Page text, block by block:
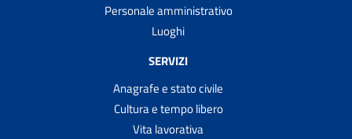
Personale amministrativo
Luoghi
SERVIZI
Anagrafe e stato civile
Cultura e tempo libero
Vita lavorativa